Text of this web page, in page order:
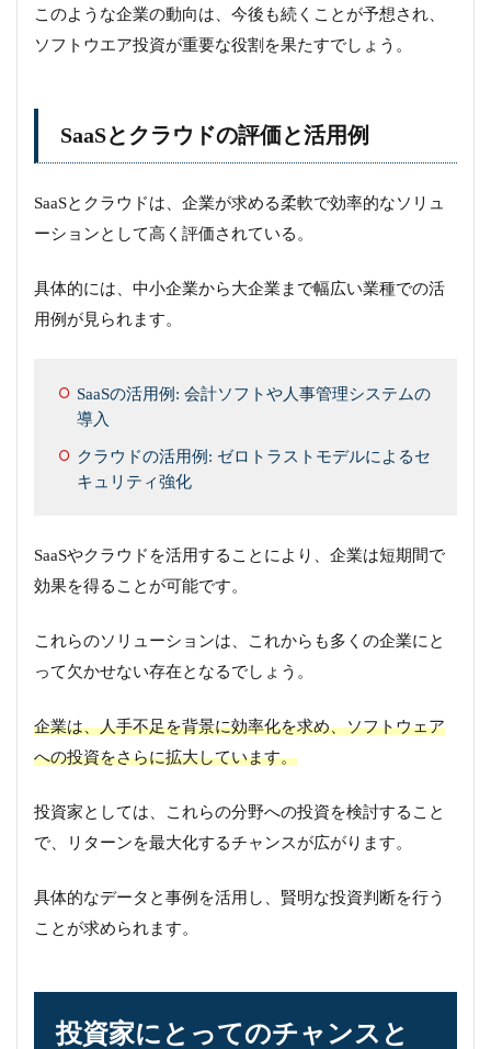
このような企業の動向は、今後も続くことが予想され、
ソフトウエア投資が重要な役割を果たすでしょう。
SaaSとクラウドの評価と活用例
SaaSとクラウドは、企業が求める柔軟で効率的なソリュ
ーションとして高く評価されている。
具体的には、中小企業から大企業まで幅広い業種での活
用例が見られます。
SaaSの活用例: 会計ソフトや人事管理システムの
導入
クラウドの活用例: ゼロトラストモデルによるセ
キュリティ強化
SaaSやクラウドを活用することにより、企業は短期間で
効果を得ることが可能です。
これらのソリューションは、これからも多くの企業にと
って欠かせない存在となるでしょう。
企業は、人手不足を背景に効率化を求め、ソフトウェア
への投資をさらに拡大しています。
投資家としては、これらの分野への投資を検討すること
で、リターンを最大化するチャンスが広がります。
具体的なデータと事例を活用し、賢明な投資判断を行う
ことが求められます。
投資家にとってのチャンスと